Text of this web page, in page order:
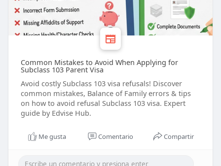
Common Mistakes to Avoid When Applying for
Subclass 103 Parent Visa
Avoid costly Subclass 103 visa refusals! Discover
common mistakes, Balance of Family errors & tips
on how to avoid refusal Subclass 103 visa. Expert
guide by Edvise Hub.
Me gusta Comentario Compartir